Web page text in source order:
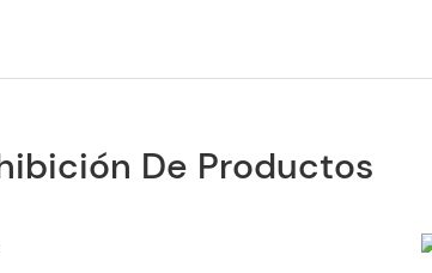
De Productos